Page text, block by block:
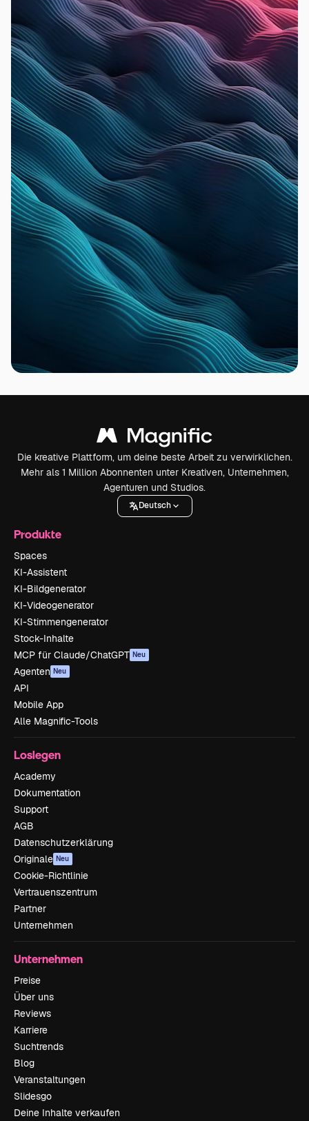
Die kreative Plattform, um deine beste Arbeit zu verwirklichen.
Mehr als 1 Million Abonnenten unter Kreativen, Unternehmen,
Agenturen und Studios.
Deutsch
Produkte
Spaces
KI-Assistent
KI-Bildgenerator
KI-Videogenerator
KI-Stimmengenerator
Stock-Inhalte
MCP für Claude/ChatGPT Neu
Agenten Neu
API
Mobile App
Alle Magnific-Tools
Loslegen
Academy
Dokumentation
Support
AGB
Datenschutzerklärung
Originale Neu
Cookie-Richtlinie
Vertrauenszentrum
Partner
Unternehmen
Unternehmen
Preise
Über uns
Reviews
Karriere
Suchtrends
Blog
Veranstaltungen
Slidesgo
Deine Inhalte verkaufen